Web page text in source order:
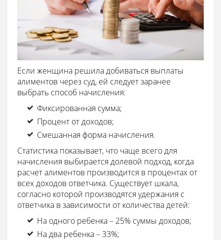
Если женщина решила добиваться выплаты
алиментов через суд, ей следует заранее
выбрать способ начисления:
Фиксированная сумма;
Процент от доходов;
Смешанная форма начисления.
Статистика показывает, что чаще всего для
начисления выбирается долевой подход, когда
расчет алиментов производится в процентах от
всех доходов ответчика. Существует шкала,
согласно которой производятся удержания с
ответчика в зависимости от количества детей:
На одного ребенка – 25% суммы доходов;
На два ребенка – 33%;